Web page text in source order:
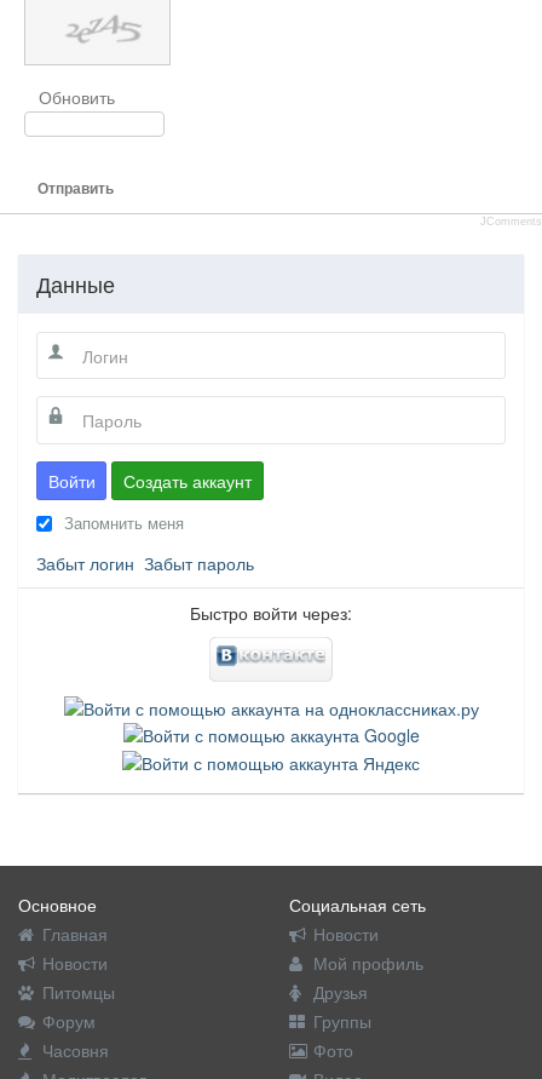
Обновить
Отправить
JComments
Данные
Войти Создать аккаунт
Запомнить меня
Забыт логин Забыт пароль
Быстро войти через:
Основное
Главная
Новости
Питомцы
Форум
Часовня
Социальная сеть
Новости
Мой профиль
Друзья
Группы
Фото